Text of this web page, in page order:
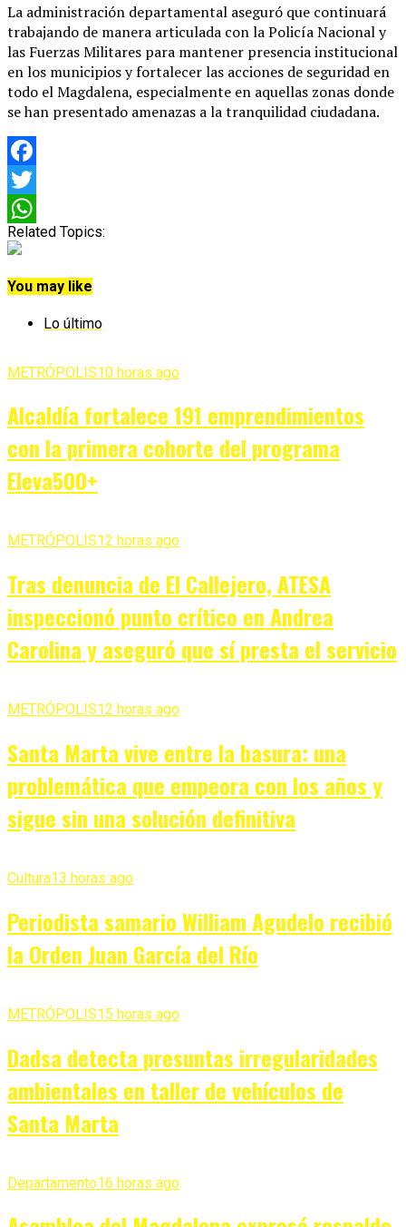
La administración departamental aseguró que continuará
trabajando de manera articulada con la Policía Nacional y
las Fuerzas Militares para mantener presencia institucional
en los municipios y fortalecer las acciones de seguridad en
todo el Magdalena, especialmente en aquellas zonas donde
se han presentado amenazas a la tranquilidad ciudadana.
Facebook
Twitter
WhatsApp
Related Topics:
You may like
Lo último
METRÓPOLIS10 horas ago
Alcaldía fortalece 191 emprendimientos
con la primera cohorte del programa
Eleva500+
METRÓPOLIS12 horas ago
Tras denuncia de El Callejero, ATESA
inspeccionó punto crítico en Andrea
Carolina y aseguró que sí presta el servicio
METRÓPOLIS12 horas ago
Santa Marta vive entre la basura: una
problemática que empeora con los años y
sigue sin una solución definitiva
Cultura13 horas ago
Periodista samario William Agudelo recibió
la Orden Juan García del Río
METRÓPOLIS15 horas ago
Dadsa detecta presuntas irregularidades
ambientales en taller de vehículos de
Santa Marta
Departamento16 horas ago